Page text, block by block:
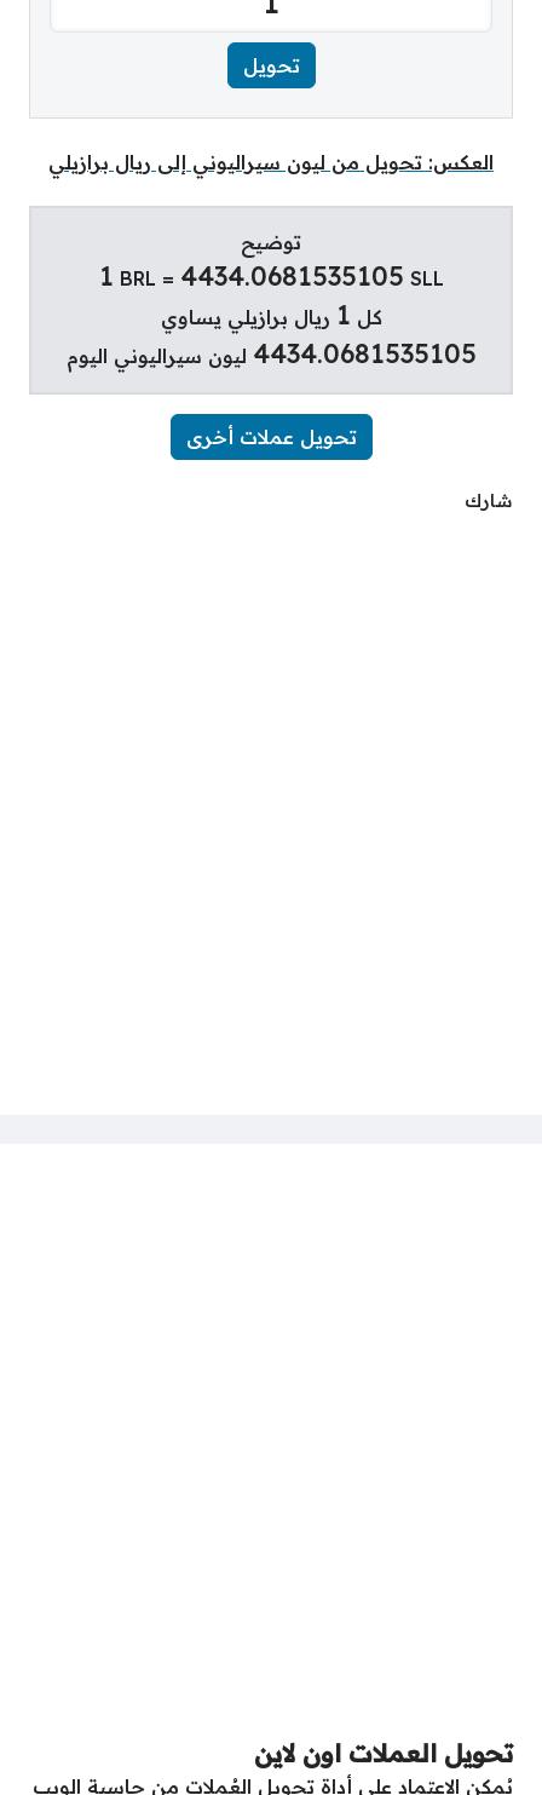
العكس: تحويل من ليون سيراليوني إلى ريال برازيلي
توضيح
1 BRL = 4434.0681535105 SLL
كل 1 ريال برازيلي يساوي
4434.0681535105 ليون سيراليوني اليوم
تحويل عملات أخرى
شارك
تحويل العملات اون لاين
يُمكن الاعتماد على أداة تحويل العُملات من حاسبة الويب